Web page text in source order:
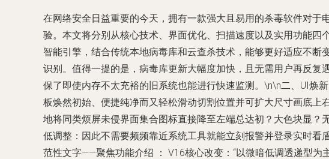
在网络安全日益重要的今天，拥有一款强大且易用的杀毒软件对
验。本文将分别从核心技术、界面优化、扫描速度以及实用功能
智能引擎，结合传统本地病毒库和云查杀技术，能够更好适应不
识别。值得一提的是，病毒库更新大幅度加快，且无需用户再反
保了即使内存不太充裕的旧系统也能进行快速监测。\n\n二、UI焕
板焕然初始、便捷纯净而又轻松滑动切割位置并可扩大尺寸画底
地将同类烦屏未侵界面集合图标直接降至左端总达初？大色块显
低调整：因此不需要频频靠近系统工具就能立刻报警并登录实时
范性文字——聚焦功能介绍 ： V16核心改变：“以微暗低调透递型为